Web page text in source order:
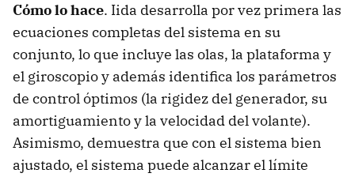
Cómo lo hace. Iida desarrolla por vez primera las
ecuaciones completas del sistema en su
conjunto, lo que incluye las olas, la plataforma y
el giroscopio y además identifica los parámetros
de control óptimos (la rigidez del generador, su
amortiguamiento y la velocidad del volante).
Asimismo, demuestra que con el sistema bien
ajustado, el sistema puede alcanzar el límite